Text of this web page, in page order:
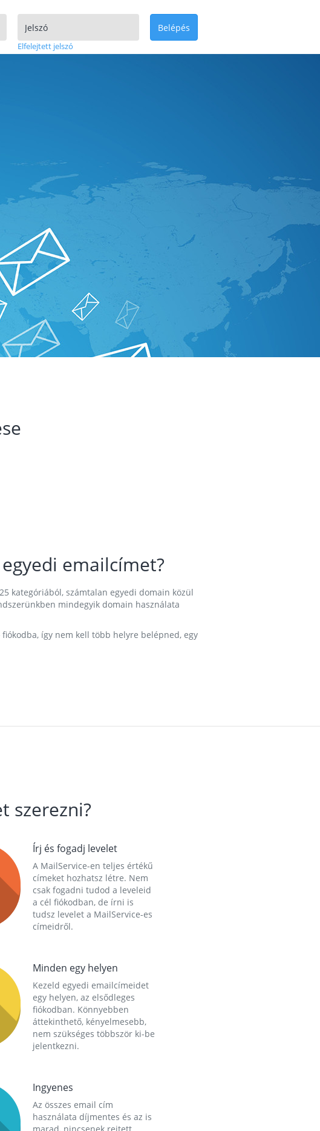
Elfelejtett jelszó
Belépés
emailcímet?
kategóriából, számtalan egyedi domain közül
mindegyik domain használata
így nem kell több helyre belépned, egy
szerezni?
Írj és fogadj levelet
A MailService-en teljes értékű
címeket hozhatsz létre. Nem
csak fogadni tudod a leveleid
a cél fiókodban, de írni is
tudsz levelet a MailService-es
címeidről.
Minden egy helyen
Kezeld egyedi emailcímeidet
egy helyen, az elsődleges
fiókodban. Könnyebben
áttekinthető, kényelmesebb,
nem szükséges többször ki-be
jelentkezni.
Ingyenes
Az összes email cím
használata díjmentes és az is